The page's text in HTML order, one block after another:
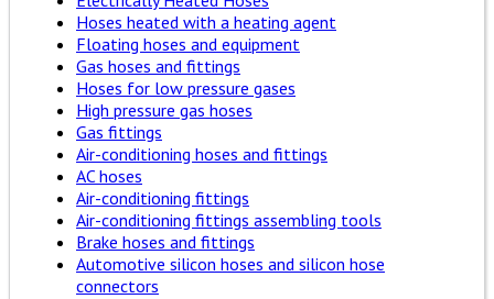
Hoses heated with a heating agent
Floating hoses and equipment
Gas hoses and fittings
Hoses for low pressure gases
High pressure gas hoses
Gas fittings
Air-conditioning hoses and fittings
AC hoses
Air-conditioning fittings
Air-conditioning fittings assembling tools
Brake hoses and fittings
Automotive silicon hoses and silicon hose
connectors